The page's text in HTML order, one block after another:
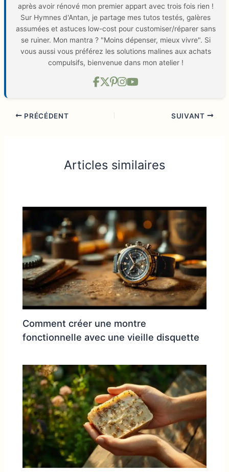
après avoir rénové mon premier appart avec trois fois rien !
Sur Hymnes d'Antan, je partage mes tutos testés, galères
assumées et astuces low-cost pour customiser/réparer sans
se ruiner. Mon mantra ? "Moins dépenser, mieux vivre". Si
vous aussi vous préférez les solutions malines aux achats
compulsifs, bienvenue dans mon atelier !
PRÉCÉDENT SUIVANT
Articles similaires
Comment créer une montre
fonctionnelle avec une vieille disquette